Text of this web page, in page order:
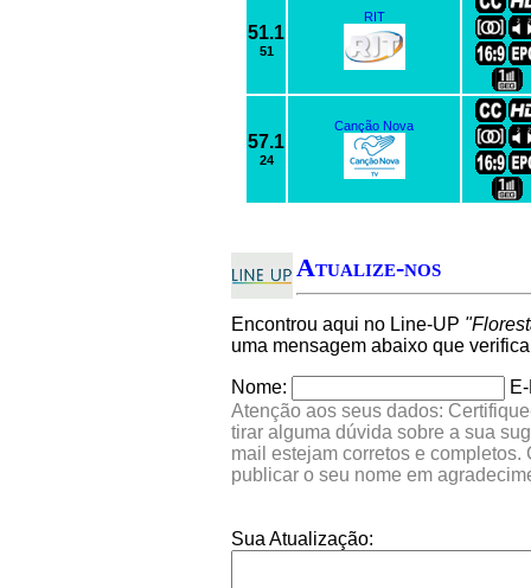
51.1
51
RIT
57.1
24
Canção Nova
Atualize-nos
Encontrou aqui no Line-UP
uma mensagem abaixo que
Nome:
Atenção aos seus dados:
tirar alguma dúvida sobre a sua
mail estejam corretos e
publicar o seu nome em
Sua Atualização: